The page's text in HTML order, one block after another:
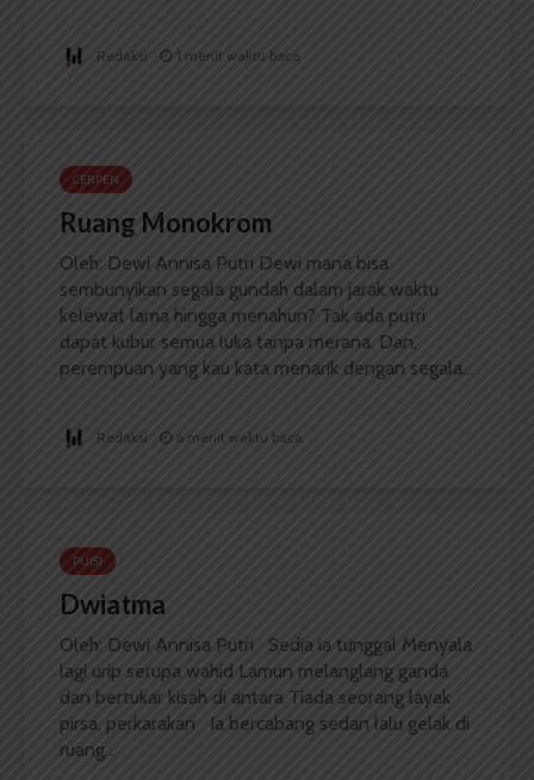
Redaksi 1 menit waktu baca
CERPEN
Ruang Monokrom
Oleh: Dewi Annisa Putri Dewi mana bisa
sembunyikan segala gundah dalam jarak waktu
kelewat lama hingga menahun? Tak ada putri
dapat kubur semua luka tanpa merana. Dan,
perempuan yang kau kata menarik dengan segala...
Redaksi 6 menit waktu baca
PUISI
Dwiatma
Oleh: Dewi Annisa Putri Sedia ia tunggal Menyala
lagi urip serupa wahid Lamun melanglang ganda
dan bertukar kisah di antara Tiada seorang layak
pirsa, perkarakan Ia bercabang sedan lalu gelak di
ruang...